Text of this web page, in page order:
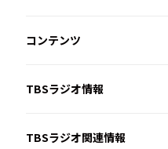
コンテンツ
TBSラジオ情報
TBSラジオ関連情報